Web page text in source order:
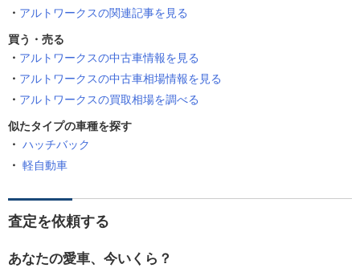
アルトワークスの関連記事を見る
買う・売る
アルトワークスの中古車情報を見る
アルトワークスの中古車相場情報を見る
アルトワークスの買取相場を調べる
似たタイプの車種を探す
ハッチバック
軽自動車
査定を依頼する
あなたの愛車、今いくら？